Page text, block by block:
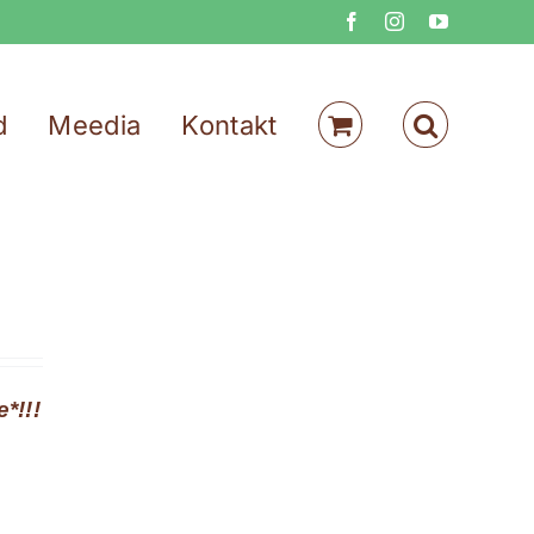
FacebookInstagramYouTube
Meedia Kontakt